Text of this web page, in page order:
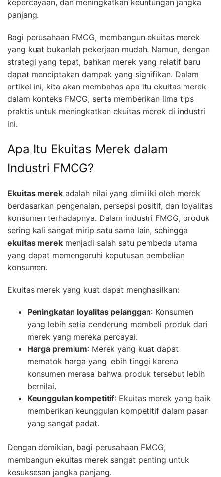
kepercayaan, dan meningkatkan keuntungan jangka
panjang.
Bagi perusahaan FMCG, membangun ekuitas merek
yang kuat bukanlah pekerjaan mudah. Namun, dengan
strategi yang tepat, bahkan merek yang relatif baru
dapat menciptakan dampak yang signifikan. Dalam
artikel ini, kita akan membahas apa itu ekuitas merek
dalam konteks FMCG, serta memberikan lima tips
praktis untuk meningkatkan ekuitas merek di industri
ini.
Apa Itu Ekuitas Merek dalam
Industri FMCG?
Ekuitas merek adalah nilai yang dimiliki oleh merek
berdasarkan pengenalan, persepsi positif, dan loyalitas
konsumen terhadapnya. Dalam industri FMCG, produk
sering kali sangat mirip satu sama lain, sehingga
ekuitas merek menjadi salah satu pembeda utama
yang dapat memengaruhi keputusan pembelian
konsumen.
Ekuitas merek yang kuat dapat menghasilkan:
Peningkatan loyalitas pelanggan: Konsumen
yang lebih setia cenderung membeli produk dari
merek yang mereka percayai.
Harga premium: Merek yang kuat dapat
mematok harga yang lebih tinggi karena
konsumen merasa bahwa produk tersebut lebih
bernilai.
Keunggulan kompetitif: Ekuitas merek yang baik
memberikan keunggulan kompetitif dalam pasar
yang sangat padat.
Dengan demikian, bagi perusahaan FMCG,
membangun ekuitas merek sangat penting untuk
kesuksesan jangka panjang.